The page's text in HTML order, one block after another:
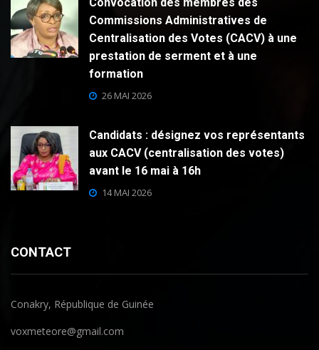
Commissions Administratives de
Centralisation des Votes (CACV) à une
prestation de serment et à une
formation
26 MAI 2026
Candidats : désignez vos représentants
aux CACV (centralisation des votes)
avant le 16 mai à 16h
14 MAI 2026
CONTACT
Conakry, République de Guinée
voxmeteore@gmail.com